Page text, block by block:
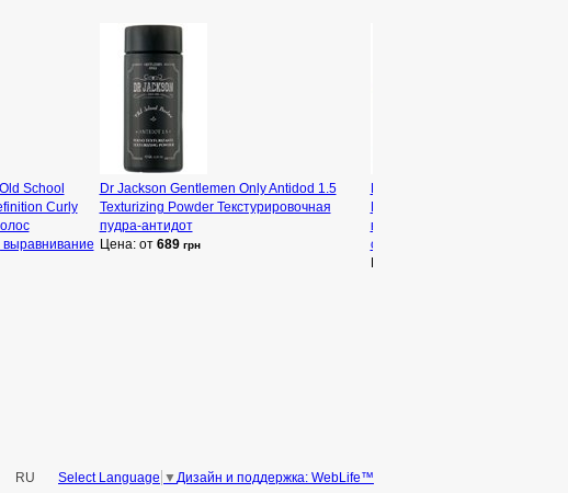
School
Curly
Dr Jackson Gentlemen Only Antidod 1.5
Texturizing Powder Текстурировочная
пудра-антидот
Цена: от 689 грн
воск для укладки волос
сильная фиксация
Дизайн и поддержка: WebLife™
Select Language ▼
RU